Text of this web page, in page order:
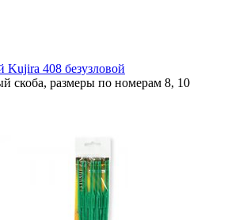
Kujira 408 безузловой
скоба, размеры по номерам 8, 10